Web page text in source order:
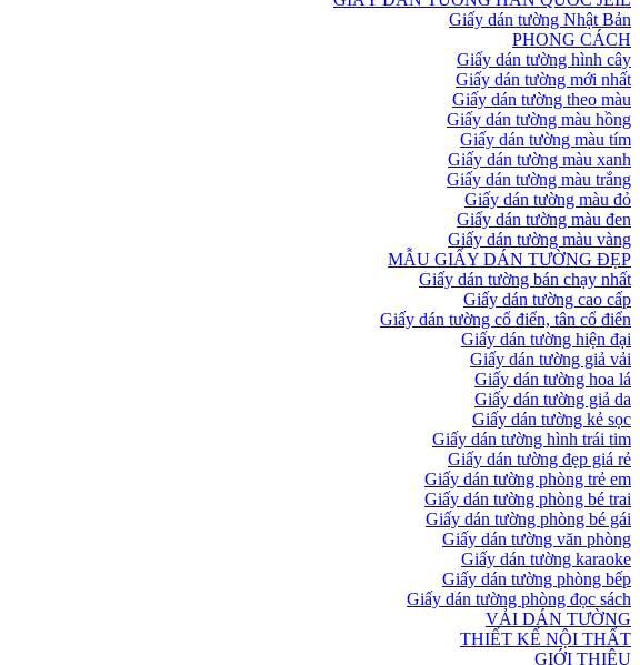
Giấy dán tường Nhật Bản
PHONG CÁCH
Giấy dán tường hình cây
Giấy dán tường mới nhất
Giấy dán tường theo màu
Giấy dán tường màu hồng
Giấy dán tường màu tím
Giấy dán tường màu xanh
Giấy dán tường màu trắng
Giấy dán tường màu đỏ
Giấy dán tường màu đen
Giấy dán tường màu vàng
MẪU GIẤY DÁN TƯỜNG ĐẸP
Giấy dán tường bán chạy nhất
Giấy dán tường cao cấp
Giấy dán tường cổ điển, tân cổ điển
Giấy dán tường hiện đại
Giấy dán tường giả vải
Giấy dán tường hoa lá
Giấy dán tường giả da
Giấy dán tường kẻ sọc
Giấy dán tường hình trái tim
Giấy dán tường đẹp giá rẻ
Giấy dán tường phòng trẻ em
Giấy dán tường phòng bé trai
Giấy dán tường phòng bé gái
Giấy dán tường văn phòng
Giấy dán tường karaoke
Giấy dán tường phòng bếp
Giấy dán tường phòng đọc sách
VẢI DÁN TƯỜNG
THIẾT KẾ NỘI THẤT
GIỚI THIỆU